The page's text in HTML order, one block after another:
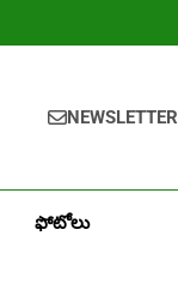
NEWSLETTER
ఫోటోలు